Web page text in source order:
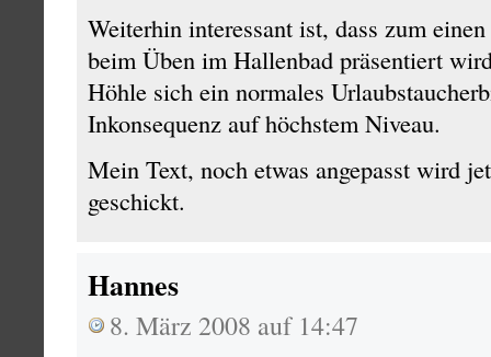
Weiterhin interessant ist, dass zum
beim Üben im Hallenbad präsentiert
Höhle sich ein normales
Inkonsequenz auf höchstem Niveau.
Mein Text, noch etwas angepasst wird
geschickt.
Hannes
8. März 2008 auf 14:47